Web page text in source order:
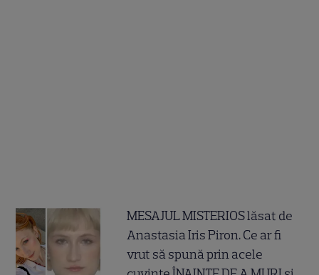
MESAJUL MISTERIOS lăsat de
Anastasia Iris Piron. Ce ar fi
vrut să spună prin acele